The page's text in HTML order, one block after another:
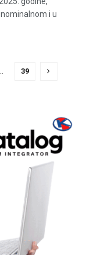
i u
39